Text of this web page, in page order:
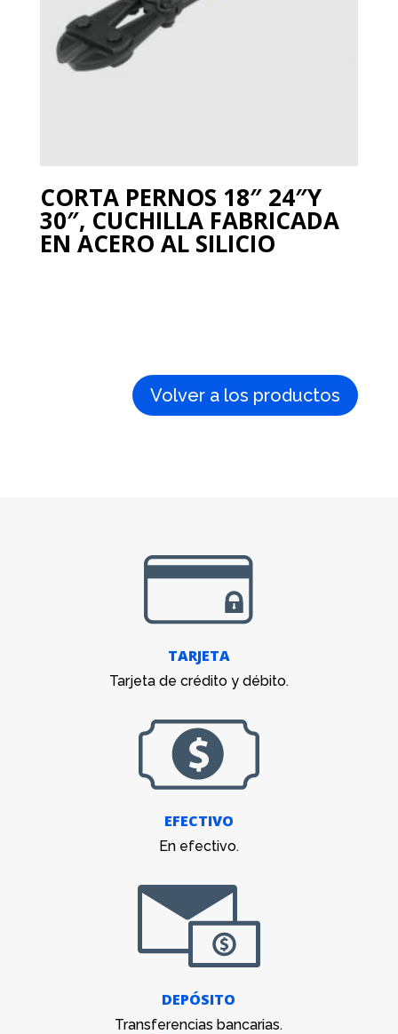
CORTA PERNOS 18″ 24″Y
30″, CUCHILLA FABRICADA
EN ACERO AL SILICIO
Volver a los productos
TARJETA
Tarjeta de crédito y débito.
EFECTIVO
En efectivo.
DEPÓSITO
Transferencias bancarias.